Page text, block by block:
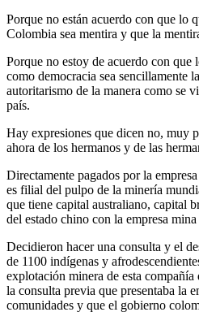
Porque no están acuerdo con que lo
Colombia sea mentira y que la
Porque no estoy de acuerdo con que
como democracia sea sencillamente
autoritarismo de la manera como se
país.
Hay expresiones que dicen no, muy
ahora de los hermanos y de las
Directamente pagados por la
es filial del pulpo de la minería
que tiene capital australiano, capital
del estado chino con la empresa
Decidieron hacer una consulta y el
de 1100 indígenas y
explotación minera de esta
la consulta previa que presentaba la
comunidades y que el gobierno